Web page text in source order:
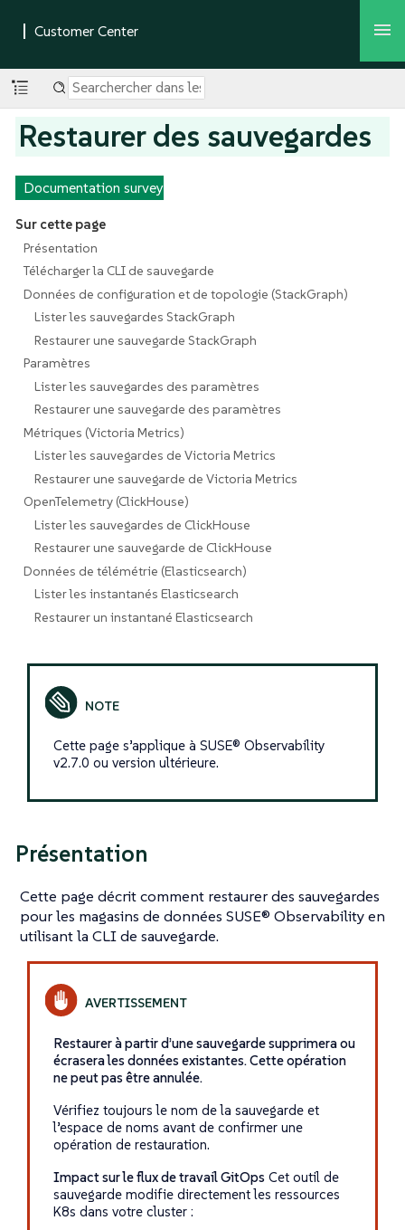
Restaurer des sauvegardes
Documentation survey
Sur cette page
Présentation
Télécharger la CLI de sauvegarde
Données de configuration et de topologie (StackGraph)
Lister les sauvegardes StackGraph
Restaurer une sauvegarde StackGraph
Paramètres
Lister les sauvegardes des paramètres
Restaurer une sauvegarde des paramètres
Métriques (Victoria Metrics)
Lister les sauvegardes de Victoria Metrics
Restaurer une sauvegarde de Victoria Metrics
OpenTelemetry (ClickHouse)
Lister les sauvegardes de ClickHouse
Restaurer une sauvegarde de ClickHouse
Données de télémétrie (Elasticsearch)
Lister les instantanés Elasticsearch
Restaurer un instantané Elasticsearch
Cette page s’applique à SUSE® Observability
v2.7.0 ou version ultérieure.
Présentation
Cette page décrit comment restaurer des sauvegardes
pour les magasins de données SUSE® Observability en
utilisant la CLI de sauvegarde.
Restaurer à partir d’une sauvegarde supprimera ou
écrasera les données existantes. Cette opération
ne peut pas être annulée.
Vérifiez toujours le nom de la sauvegarde et
l’espace de noms avant de confirmer une
opération de restauration.
Impact sur le flux de travail GitOpsCet outil de
sauvegarde modifie directement les ressources
K8s dans votre cluster :